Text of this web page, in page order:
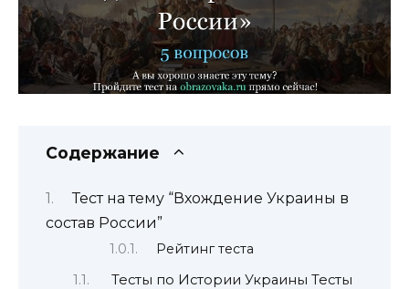
Содержание
Тест на тему “Вхождение Украины в
состав России”
Рейтинг теста
Тесты по Истории Украины Тесты